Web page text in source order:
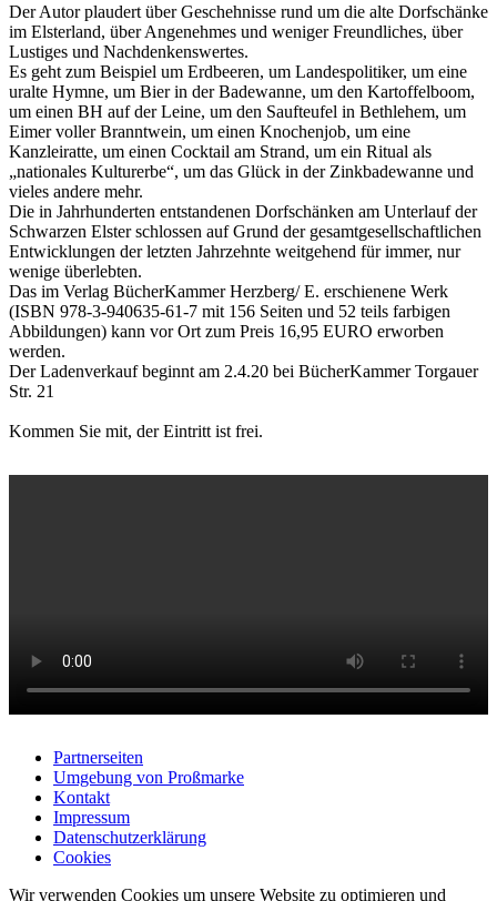
Der Autor plaudert über Geschehnisse rund um die alte Dorfschänke
im Elsterland, über Angenehmes und weniger Freundliches, über
Lustiges und Nachdenkenswertes.
Es geht zum Beispiel um Erdbeeren, um Landespolitiker, um eine
uralte Hymne, um Bier in der Badewanne, um den Kartoffelboom,
um einen BH auf der Leine, um den Saufteufel in Bethlehem, um
Eimer voller Branntwein, um einen Knochenjob, um eine
Kanzleiratte, um einen Cocktail am Strand, um ein Ritual als
„nationales Kulturerbe“, um das Glück in der Zinkbadewanne und
vieles andere mehr.
Die in Jahrhunderten entstandenen Dorfschänken am Unterlauf der
Schwarzen Elster schlossen auf Grund der gesamtgesellschaftlichen
Entwicklungen der letzten Jahrzehnte weitgehend für immer, nur
wenige überlebten.
Das im Verlag BücherKammer Herzberg/ E. erschienene Werk
(ISBN 978-3-940635-61-7 mit 156 Seiten und 52 teils farbigen
Abbildungen) kann vor Ort zum Preis 16,95 EURO erworben
werden.
Der Ladenverkauf beginnt am 2.4.20 bei BücherKammer Torgauer
Str. 21
Kommen Sie mit, der Eintritt ist frei.
Partnerseiten
Umgebung von Proßmarke
Kontakt
Impressum
Datenschutzerklärung
Cookies
Wir verwenden Cookies um unsere Website zu optimieren und